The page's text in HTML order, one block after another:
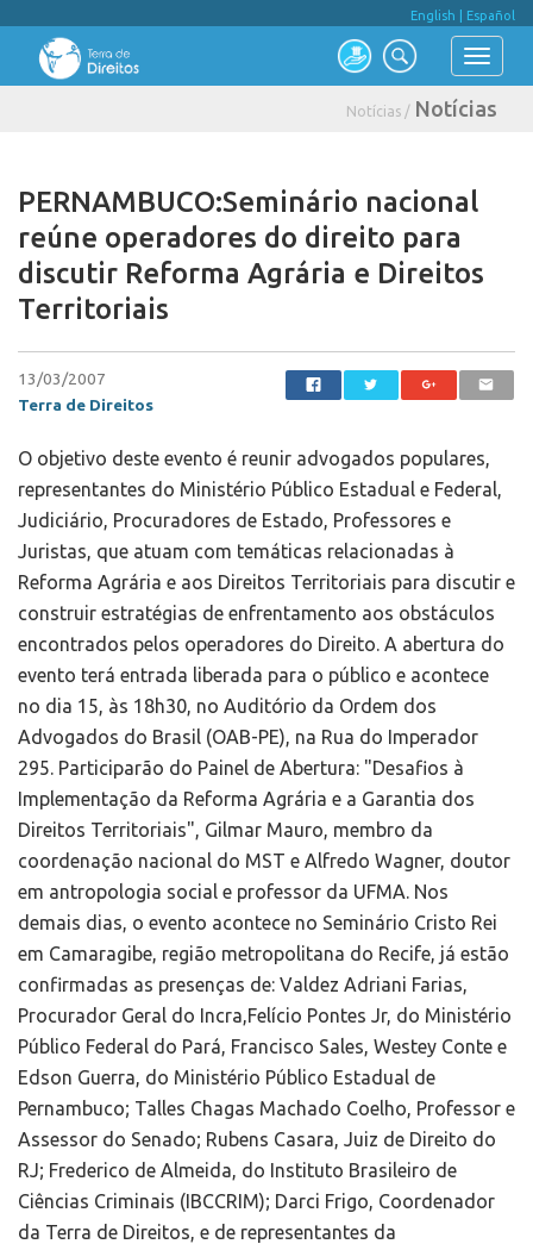
English Español
Notícias / Notícias
PERNAMBUCO:Seminário nacional
reúne operadores do direito para
discutir Reforma Agrária e Direitos
Territoriais
13/03/2007
Terra de Direitos
O objetivo deste evento é reunir advogados populares,
representantes do Ministério Público Estadual e Federal,
Judiciário, Procuradores de Estado, Professores e
Juristas, que atuam com temáticas relacionadas à
Reforma Agrária e aos Direitos Territoriais para discutir e
construir estratégias de enfrentamento aos obstáculos
encontrados pelos operadores do Direito. A abertura do
evento terá entrada liberada para o público e acontece
no dia 15, às 18h30, no Auditório da Ordem dos
Advogados do Brasil (OAB-PE), na Rua do Imperador
295. Participarão do Painel de Abertura: "Desafios à
Implementação da Reforma Agrária e a Garantia dos
Direitos Territoriais", Gilmar Mauro, membro da
coordenação nacional do MST e Alfredo Wagner, doutor
em antropologia social e professor da UFMA. Nos
demais dias, o evento acontece no Seminário Cristo Rei
em Camaragibe, região metropolitana do Recife, já estão
confirmadas as presenças de: Valdez Adriani Farias,
Procurador Geral do Incra,Felício Pontes Jr, do Ministério
Público Federal do Pará, Francisco Sales, Westey Conte e
Edson Guerra, do Ministério Público Estadual de
Pernambuco; Talles Chagas Machado Coelho, Professor e
Assessor do Senado; Rubens Casara, Juiz de Direito do
RJ; Frederico de Almeida, do Instituto Brasileiro de
Ciências Criminais (IBCCRIM); Darci Frigo, Coordenador
da Terra de Direitos, e de representantes da